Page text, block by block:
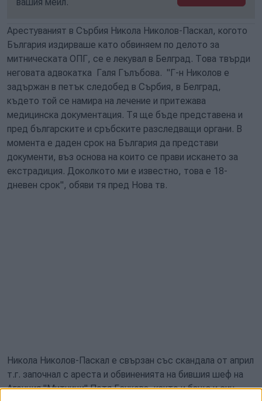
Арестуваният в Сърбия Никола Николов-Паскал, когото
България издирваше като обвиняем по делото за
митническата ОПГ, се е лекувал в Белград. Това твърди
неговата адвокатка Галя Гълъбова. "Г-н Николов е
задържан в петък следобед в Сърбия, в Белград,
където той се намира на лечение и притежава
медицинска документация. Тя ще бъде представена и
пред българските и сръбските разследващи органи. В
момента е даден срок на България да представи
документи, въз основа на които се прави искането за
екстрадиция. Доколкото ми е известно, това е 18-
дневен срок", обяви тя пред Нова тв.
Никола Николов-Паскал е свързан със скандала от април
т.г. започнал с ареста и обвиненията на бившия шеф на
Агенция "Митници" Петя Банкова, както и баща и син